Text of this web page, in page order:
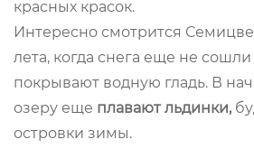
красных красок.
Интересно смотрится
лета, когда снега еще не
покрывают водную гладь. В
озеру еще плавают льдинки,
островки зимы.